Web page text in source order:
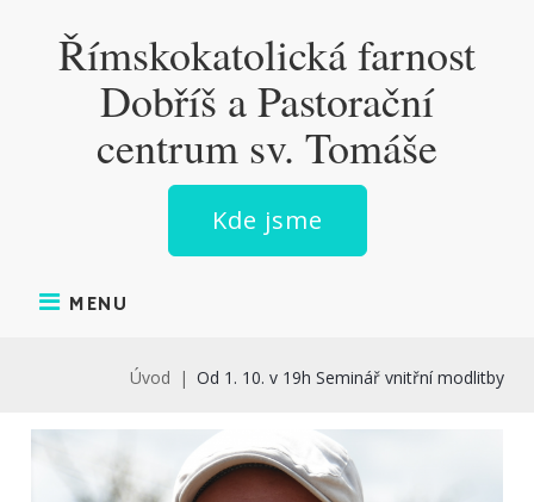
Římskokatolická farnost
Dobříš a Pastorační
centrum sv. Tomáše
Kde jsme
MENU
Úvod | Od 1. 10. v 19h Seminář vnitřní modlitby